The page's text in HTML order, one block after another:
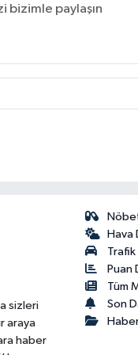
sizleri
araya
haber
Hava
Trafik
Puan
Tüm
Son